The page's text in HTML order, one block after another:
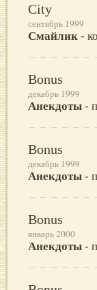
City
сентябрь 1999
Смайлик -
Bonus
декабрь 1999
Анекдоты -
Bonus
декабрь 1999
Анекдоты -
Bonus
январь 2000
Анекдоты -